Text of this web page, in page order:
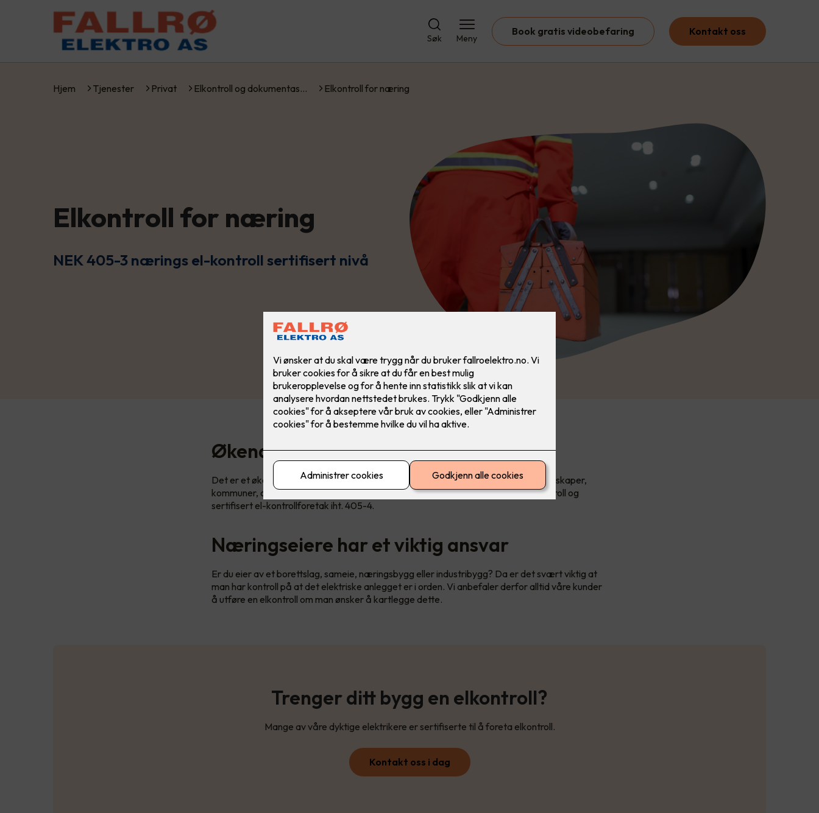
Søk Meny
Book gratis videobefaring Kontakt oss
Hjem Tjenester Privat Elkontroll og dokumentas… Elkontroll for næring
Elkontroll for næring
NEK 405-3 nærings el-kontroll sertifisert nivå
Økende krav om sertifiseringer
Det er et økende krav til å dokumentere kompetanse, og stadig flere forsikringsselskaper,
kommuner, og bedriftseiere krever sertifiserte kontrollører iht. 405-3 næringskontroll og
sertifisert el-kontrollforetak iht. 405-4.
Næringseiere har et viktig ansvar
Er du eier av et borettslag, sameie, næringsbygg eller industribygg? Da er det svært viktig at
man har kontroll på at det elektriske anlegget er i orden. Vi anbefaler derfor alltid våre kunder
å utføre en elkontroll om man ønsker å kartlegge dette.
Trenger ditt bygg en elkontroll?
Mange av våre dyktige elektrikere er sertifiserte til å foreta elkontroll.
Kontakt oss i dag